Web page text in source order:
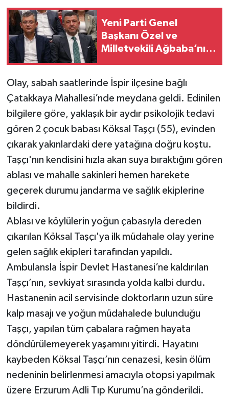
Yeni Parti Genel
Başkanı Özel ve
Milletvekili Ağbaba’nın
gündem oldu
Olay, sabah saatlerinde İspir ilçesine bağlı
Çatakkaya Mahallesi’nde meydana geldi. Edinilen
bilgilere göre, yaklaşık bir aydır psikolojik tedavi
gören 2 çocuk babası Köksal Taşçı (55), evinden
çıkarak yakınlardaki dere yatağına doğru koştu.
Taşçı'nın kendisini hızla akan suya bıraktığını gören
ablası ve mahalle sakinleri hemen harekete
geçerek durumu jandarma ve sağlık ekiplerine
bildirdi.
Ablası ve köylülerin yoğun çabasıyla dereden
çıkarılan Köksal Taşçı'ya ilk müdahale olay yerine
gelen sağlık ekipleri tarafından yapıldı.
Ambulansla İspir Devlet Hastanesi’ne kaldırılan
Taşçı’nın, sevkiyat sırasında yolda kalbi durdu.
Hastanenin acil servisinde doktorların uzun süre
kalp masajı ve yoğun müdahalede bulunduğu
Taşçı, yapılan tüm çabalara rağmen hayata
döndürülemeyerek yaşamını yitirdi. Hayatını
kaybeden Köksal Taşçı’nın cenazesi, kesin ölüm
nedeninin belirlenmesi amacıyla otopsi yapılmak
üzere Erzurum Adli Tıp Kurumu’na gönderildi.